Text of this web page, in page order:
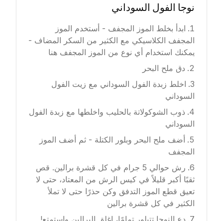
نوجا الفول السوداني
ابدأ بخلط الموز المجفف - أستخدم الموز
المجفف الكلاسيكي مع الكثير من السكر المضاف -
يمكنك استخدام أي نوع من الموز المجفف هنا
دق ملح البحر
اخلط زبدة الفول السوداني مع زيت الفول
السوداني
ذوب الشوكولاتة بالحليب واخلطها مع زبدة الفول
السوداني
أضف ملح البحر وبلور الكتلة - ثم أضف الموز
المجفف
رش حوالي 5 جرام في كل قشرة برالين. قص
ثقبًا أكبر قليلاً في كيس الرش من المعتاد، حتى لا
تعيق قطع الموز التدفق وكن حذرًا حتى لا تملأ
الكثير في كل قشرة برالين
دع النوجا تتبلور تمامًا، اغلق البرالين واستمتع!